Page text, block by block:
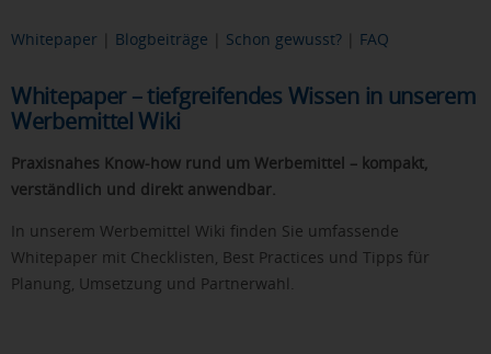
Whitepaper Blogbeiträge Schon gewusst? FAQ
Whitepaper – tiefgreifendes Wissen in unserem
Werbemittel Wiki
Praxisnahes Know-how rund um Werbemittel – kompakt,
verständlich und direkt anwendbar.
In unserem Werbemittel Wiki finden Sie umfassende
Whitepaper mit Checklisten, Best Practices und Tipps für
Planung, Umsetzung und Partnerwahl.